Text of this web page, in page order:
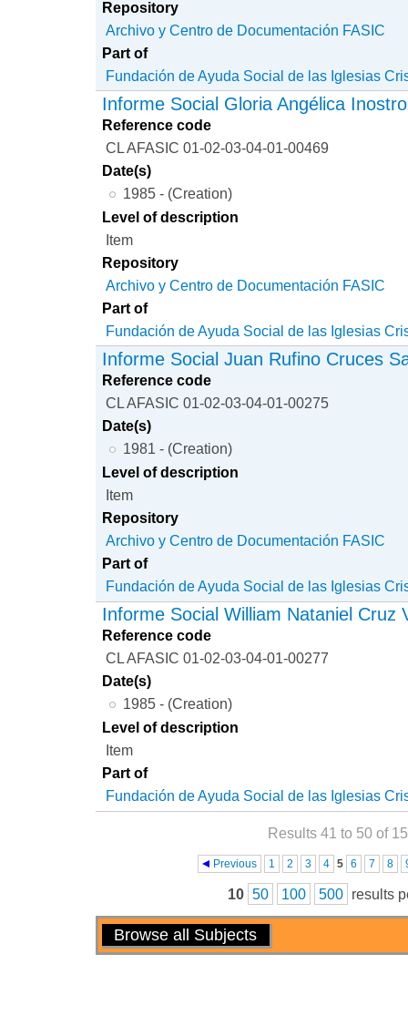
Repository
Archivo y Centro de Documentación FASIC
Part of
Fundación de Ayuda Social de las Iglesias
Informe Social Gloria Angélica
Reference code
CL AFASIC 01-02-03-04-01-00469
Date(s)
1985 - (Creation)
Level of description
Item
Repository
Archivo y Centro de Documentación FASIC
Part of
Fundación de Ayuda Social de las Iglesias
Informe Social Juan Rufino Cruces
Reference code
CL AFASIC 01-02-03-04-01-00275
Date(s)
1981 - (Creation)
Level of description
Item
Repository
Archivo y Centro de Documentación FASIC
Part of
Fundación de Ayuda Social de las Iglesias
Informe Social William Nataniel Cruz
Reference code
CL AFASIC 01-02-03-04-01-00277
Date(s)
1985 - (Creation)
Level of description
Item
Part of
Fundación de Ayuda Social de las Iglesias
Results 41 to 50 of
Previous 1 2 3 4 5 6 7 8
10 50 100 500 results
Actions
Browse all Subjects